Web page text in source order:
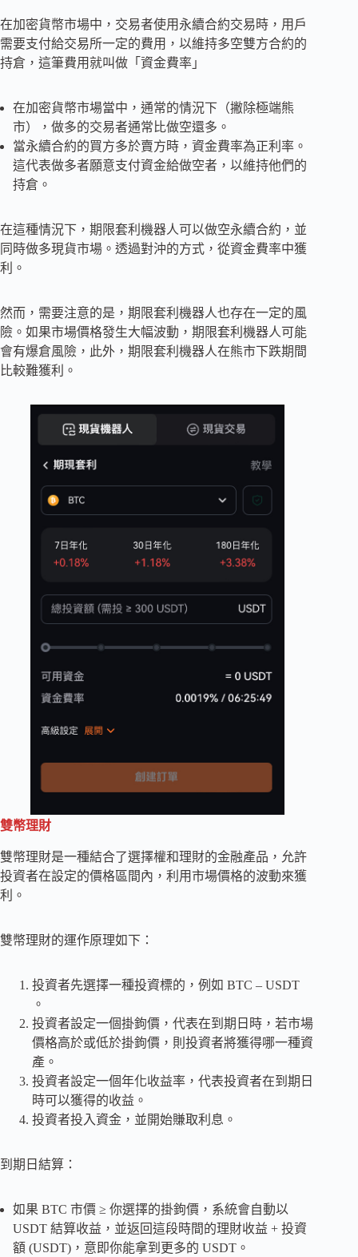
在加密貨幣市場中，交易者使用永續合約交易時，用戶
需要支付給交易所一定的費用，以維持多空雙方合約的
持倉，這筆費用就叫做「資金費率」
在加密貨幣市場當中，通常的情況下（撇除極端熊
市），做多的交易者通常比做空還多。
當永續合約的買方多於賣方時，資金費率為正利率。
這代表做多者願意支付資金給做空者，以維持他們的
持倉。
在這種情況下，期限套利機器人可以做空永續合約，並
同時做多現貨市場。透過對沖的方式，從資金費率中獲
利。
然而，需要注意的是，期限套利機器人也存在一定的風
險。如果市場價格發生大幅波動，期限套利機器人可能
會有爆倉風險，此外，期限套利機器人在熊市下跌期間
比較難獲利。
雙幣理財
雙幣理財是一種結合了選擇權和理財的金融產品，允許
投資者在設定的價格區間內，利用市場價格的波動來獲
利。
雙幣理財的運作原理如下：
投資者先選擇一種投資標的，例如 BTC – USDT
。
投資者設定一個掛鉤價，代表在到期日時，若市場
價格高於或低於掛鉤價，則投資者將獲得哪一種資
產。
投資者設定一個年化收益率，代表投資者在到期日
時可以獲得的收益。
投資者投入資金，並開始賺取利息。
到期日結算：
如果 BTC 市價 ≥ 你選擇的掛鉤價，系統會自動以
USDT 結算收益，並返回這段時間的理財收益 + 投資
額 (USDT)，意即你能拿到更多的 USDT。